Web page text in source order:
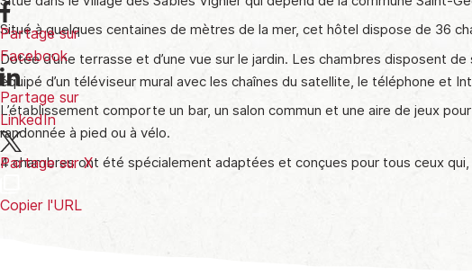
Situé à quelques centaines de mètres de la mer, cet hôtel dispose de 36
Dotée d’une terrasse et d’une vue sur le jardin. Les chambres disposent
équipé d’un téléviseur mural avec les chaînes du satellite, le téléphone et
L’établissement comporte un bar, un salon commun et une aire de jeux
randonnée à pied ou à vélo.
4 chambres ont été spécialement adaptées et conçues pour tous ceux
Partage sur
Facebook
Partage sur
LinkedIn
Partage sur X
Copier l'URL